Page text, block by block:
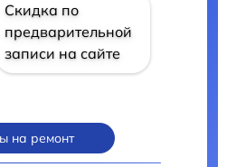
Скидка по
предварительной
записи на сайте
на ремонт